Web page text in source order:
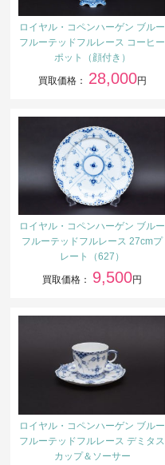
ロイヤル・コペンハーゲン ブルー
フルーテッドフルレース コーヒー
ポット（顔付き）
買取価格： 28,000円
ロイヤル・コペンハーゲン ブルー
フルーテッドフルレース 27cmプ
レート（627）
買取価格： 9,500円
ロイヤル・コペンハーゲン ブルー
フルーテッドフルレース デミタス
カップ＆ソーサー